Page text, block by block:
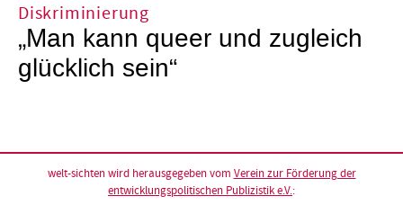
Diskriminierung
„Man kann queer und zugleich
glücklich sein“
welt-sichten wird herausgegeben vom Verein zur Förderung der
entwicklungspolitischen Publizistik e.V.: